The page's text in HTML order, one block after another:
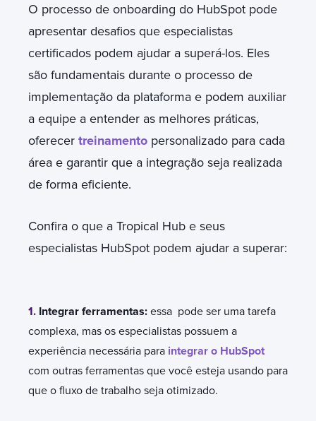
O processo de onboarding do HubSpot pode
apresentar desafios que especialistas
certificados podem ajudar a superá-los. Eles
são fundamentais durante o processo de
implementação da plataforma e podem auxiliar
a equipe a entender as melhores práticas,
oferecer treinamento personalizado para cada
área e garantir que a integração seja realizada
de forma eficiente.
Confira o que a Tropical Hub e seus
especialistas HubSpot podem ajudar a superar:
1. Integrar ferramentas: essa pode ser uma tarefa
complexa, mas os especialistas possuem a
experiência necessária para integrar o HubSpot
com outras ferramentas que você esteja usando para
que o fluxo de trabalho seja otimizado.